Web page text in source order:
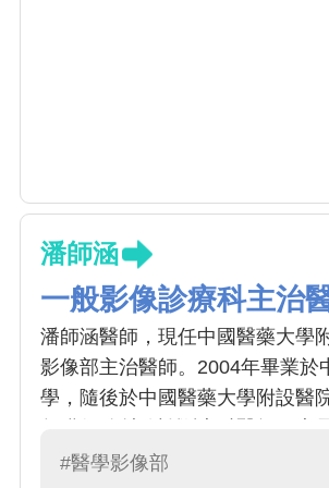
潘師涵
一般影像診療科主治
潘師涵醫師，現任中國醫藥大學
影像部主治醫師。2004年畢業於
學，隨後於中國醫藥大學附設醫
射、乳房超音波醫學影像檢查與判
#醫學影像部